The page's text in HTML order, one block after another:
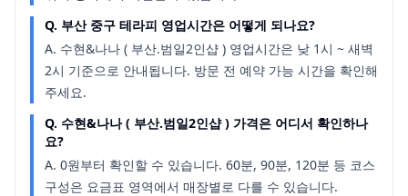
Q. 부산 중구 테라피 영업시간은 어떻게 되나요?
A. 수현&나나 ( 부산.범일2인샵 ) 영업시간은 낮 1시 ~ 새벽
2시 기준으로 안내됩니다. 방문 전 예약 가능 시간을 확인해
주세요.
Q. 수현&나나 ( 부산.범일2인샵 ) 가격은 어디서 확인하나
요?
A. 0원부터 확인할 수 있습니다. 60분, 90분, 120분 등 코스
구성은 요금표 영역에서 매장별로 다를 수 있습니다.